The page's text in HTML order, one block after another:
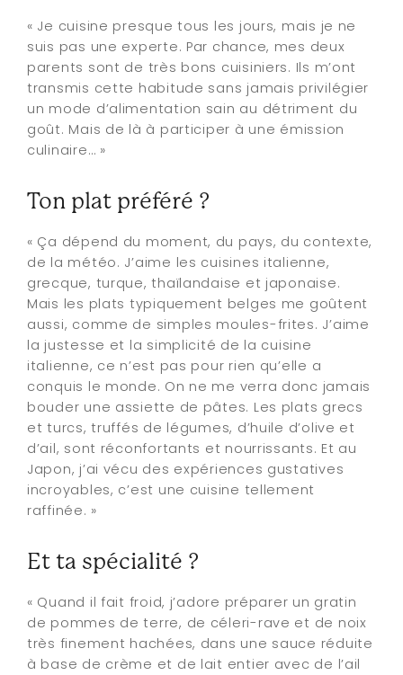
« Je cuisine presque tous les jours, mais je ne
suis pas une experte. Par chance, mes deux
parents sont de très bons cuisiniers. Ils m’ont
transmis cette habitude sans jamais privilégier
un mode d’alimentation sain au détriment du
goût. Mais de là à participer à une émission
culinaire… »
Ton plat préféré ?
« Ça dépend du moment, du pays, du contexte,
de la météo. J’aime les cuisines italienne,
grecque, turque, thaïlandaise et japonaise.
Mais les plats typiquement belges me goûtent
aussi, comme de simples moules-frites. J’aime
la justesse et la simplicité de la cuisine
italienne, ce n’est pas pour rien qu’elle a
conquis le monde. On ne me verra donc jamais
bouder une assiette de pâtes. Les plats grecs
et turcs, truffés de légumes, d’huile d’olive et
d’ail, sont réconfortants et nourrissants. Et au
Japon, j’ai vécu des expériences gustatives
incroyables, c’est une cuisine tellement
raffinée. »
Et ta spécialité ?
« Quand il fait froid, j’adore préparer un gratin
de pommes de terre, de céleri-rave et de noix
très finement hachées, dans une sauce réduite
à base de crème et de lait entier avec de l’ail